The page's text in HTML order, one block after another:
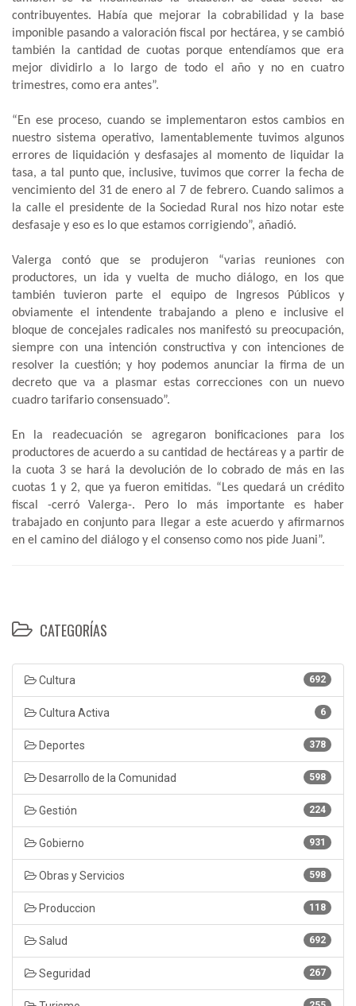
contribuyentes. Había que mejorar la cobrabilidad y la base
imponible pasando a valoración fiscal por hectárea, y se cambió
también la cantidad de cuotas porque entendíamos que era
mejor dividirlo a lo largo de todo el año y no en cuatro
trimestres, como era antes”.
“En ese proceso, cuando se implementaron estos cambios en
nuestro sistema operativo, lamentablemente tuvimos algunos
errores de liquidación y desfasajes al momento de liquidar la
tasa, a tal punto que, inclusive, tuvimos que correr la fecha de
vencimiento del 31 de enero al 7 de febrero. Cuando salimos a
la calle el presidente de la Sociedad Rural nos hizo notar este
desfasaje y eso es lo que estamos corrigiendo”, añadió.
Valerga contó que se produjeron “varias reuniones con
productores, un ida y vuelta de mucho diálogo, en los que
también tuvieron parte el equipo de Ingresos Públicos y
obviamente el intendente trabajando a pleno e inclusive el
bloque de concejales radicales nos manifestó su preocupación,
siempre con una intención constructiva y con intenciones de
resolver la cuestión; y hoy podemos anunciar la firma de un
decreto que va a plasmar estas correcciones con un nuevo
cuadro tarifario consensuado”.
En la readecuación se agregaron bonificaciones para los
productores de acuerdo a su cantidad de hectáreas y a partir de
la cuota 3 se hará la devolución de lo cobrado de más en las
cuotas 1 y 2, que ya fueron emitidas. “Les quedará un crédito
fiscal -cerró Valerga-. Pero lo más importante es haber
trabajado en conjunto para llegar a este acuerdo y afirmarnos
en el camino del diálogo y el consenso como nos pide Juani”.
CATEGORÍAS
692
Cultura
6
Cultura Activa
378
Deportes
598
Desarrollo de la Comunidad
224
Gestión
931
Gobierno
598
Obras y Servicios
118
Produccion
692
Salud
267
Seguridad